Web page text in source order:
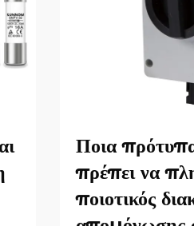
Ποια
πρέπει να
ποιοτικός